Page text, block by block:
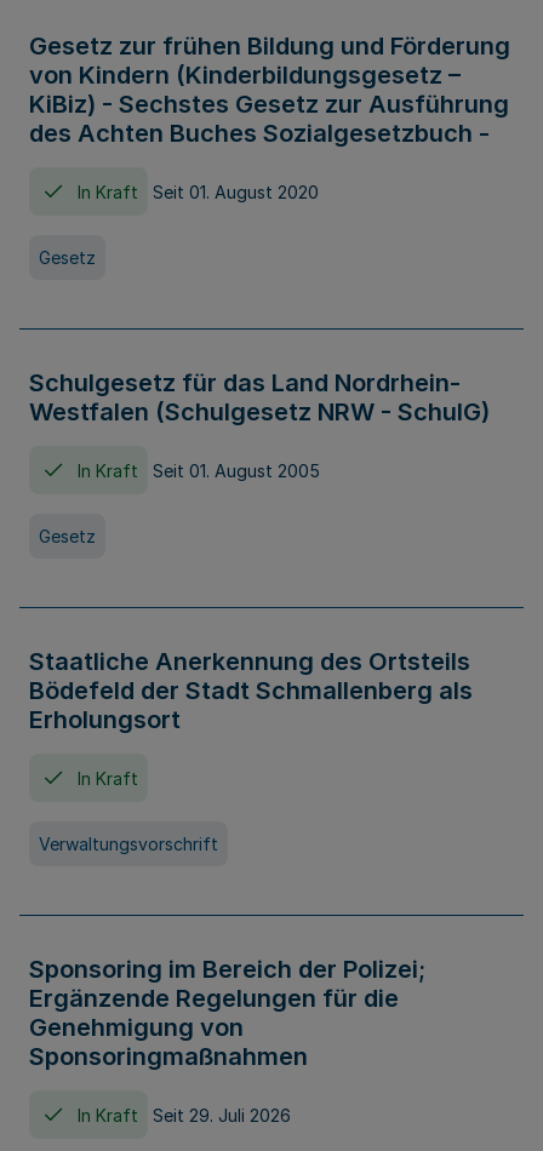
Gesetz zur frühen Bildung und Förderung
von Kindern (Kinderbildungsgesetz –
KiBiz) - Sechstes Gesetz zur Ausführung
des Achten Buches Sozialgesetzbuch -
In Kraft Seit 01. August 2020
Gesetz
Schulgesetz für das Land Nordrhein-
Westfalen (Schulgesetz NRW - SchulG)
In Kraft Seit 01. August 2005
Gesetz
Staatliche Anerkennung des Ortsteils
Bödefeld der Stadt Schmallenberg als
Erholungsort
In Kraft
Verwaltungsvorschrift
Sponsoring im Bereich der Polizei;
Ergänzende Regelungen für die
Genehmigung von
Sponsoringmaßnahmen
In Kraft Seit 29. Juli 2026